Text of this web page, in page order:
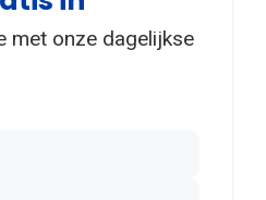
met onze dagelijkse